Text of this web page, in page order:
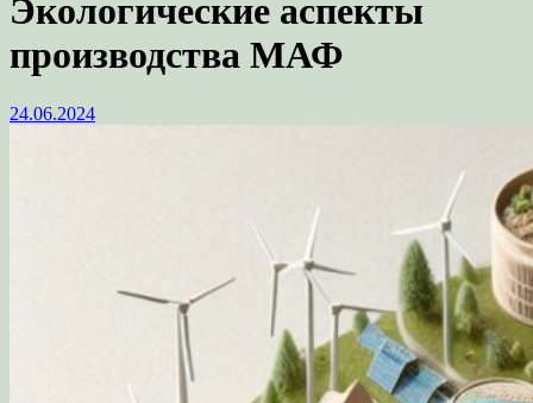
Экологические аспекты
производства МАФ
24.06.2024